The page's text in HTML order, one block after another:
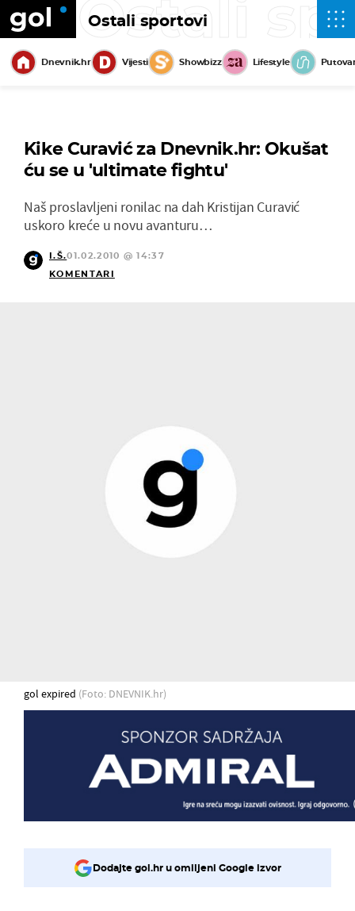
Ostali sportovi
Ostali
Dnevnik.hr Vijesti Showbizz Lifestyle
Kike Curavić za Dnevnik.hr: Okušat
ću se u 'ultimate fightu'
Naš proslavljeni ronilac na dah Kristijan Curavić
uskoro kreće u novu avanturu…
I.Š.01.02.2010 @ 14:37
KOMENTARI
gol expired (Foto: DNEVNIK.hr)
Dodajte gol.hr u omiljeni Google izvor